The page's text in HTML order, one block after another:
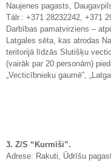
Naujenes pagasts,
Tālr.: +371 28232242, +371
Darbības pamatvirziens –
Latgales sēta, kas atrodas
teritorijā līdzās Slutišķu
(vairāk par 20 personām)
„Vecticībnieku gaumē”,
3. Z/S “Kurmīši”.
Adrese: Rakuti, Ūdrīšu